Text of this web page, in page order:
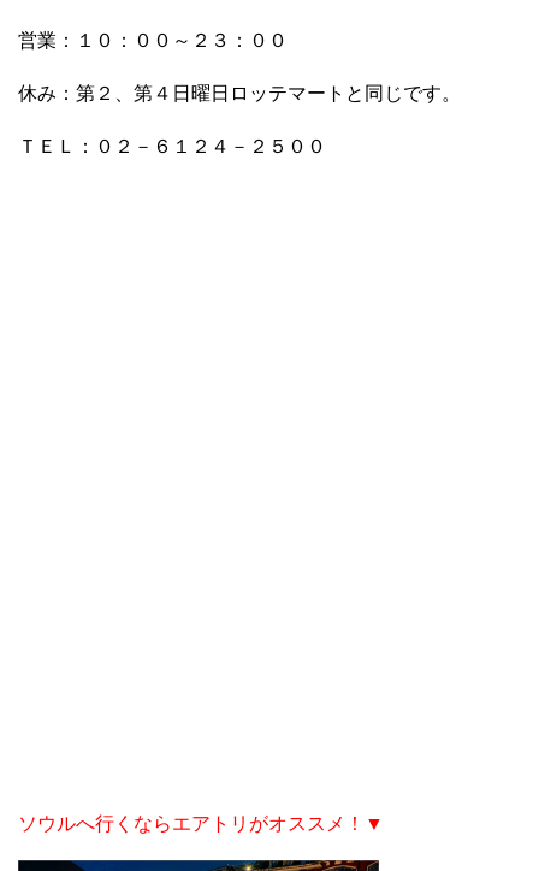
営業：１０：００～２３：００
休み：第２、第４日曜日ロッテマートと同じです。
ＴＥＬ：０２－６１２４－２５００
ソウルへ行くならエアトリがオススメ！▼